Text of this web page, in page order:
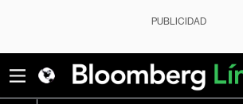
PUBLICIDAD